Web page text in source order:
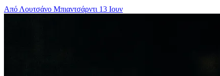
Από Λουτσάνο Μπιαντσάρντι 13 Ιουν